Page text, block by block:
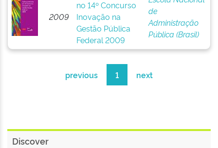
2009
no 14º Concurso
Inovação na
Gestão Pública
Federal 2009
de
Administração
Pública (Brasil)
previous 1 next
Discover